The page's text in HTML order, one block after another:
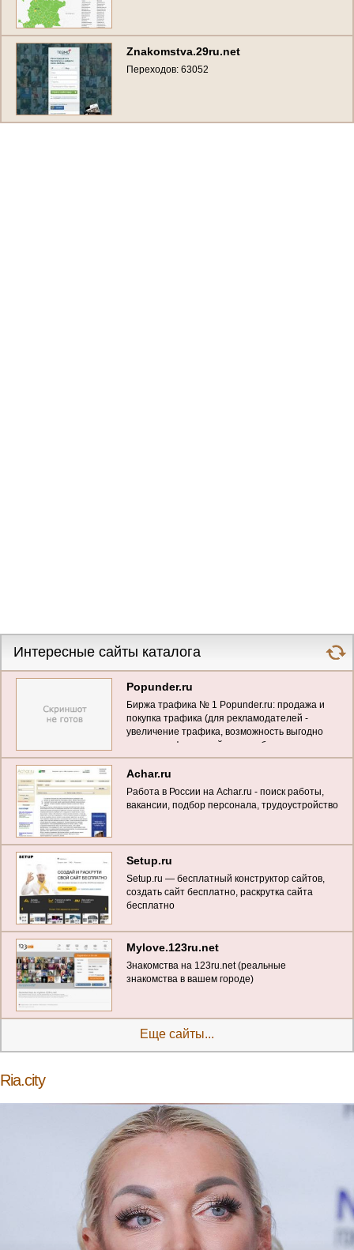
Znakomstva.29ru.net
Переходов: 63052
Интересные сайты каталога
Popunder.ru
Биржа трафика № 1 Popunder.ru: продажа и
покупка трафика (для рекламодателей -
увеличение трафика, возможность выгодно
купить трафик на сайт, для вебмастеров -
выкуп трафика по максимальным ценам)
Achar.ru
Работа в России на Achar.ru - поиск работы,
вакансии, подбор персонала, трудоустройство
Setup.ru
Setup.ru — бесплатный конструктор сайтов,
создать сайт бесплатно, раскрутка сайта
бесплатно
Mylove.123ru.net
Знакомства на 123ru.net (реальные
знакомства в вашем городе)
Еще сайты...
Ria.city